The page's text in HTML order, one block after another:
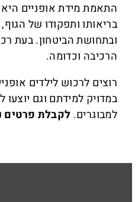
התאמת מידת אופניים
בריאותו ותפקודו של
ובתחושת הביטחון. בעת
הרכיבה וכדומה.
רוצים לרכוש לילדים
במדויק למידתם וגם
למבוגרים. לקבלת פרטים